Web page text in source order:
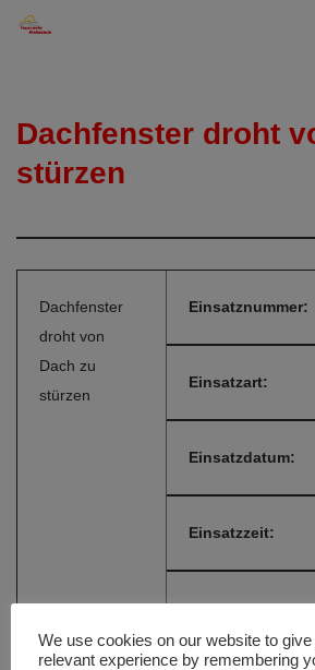
springen
Dachfenster droht
stürzen
Dachfenster
droht von
Dach zu
stürzen
Einsatznummer:
Einsatzart:
Einsatzdatum:
Einsatzzeit:
We use cookies on our website to
relevant experience by remembering